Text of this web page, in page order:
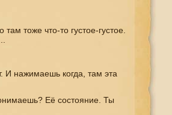
тоже что-то густое-густое.
И нажимаешь когда, там эта
Её состояние. Ты